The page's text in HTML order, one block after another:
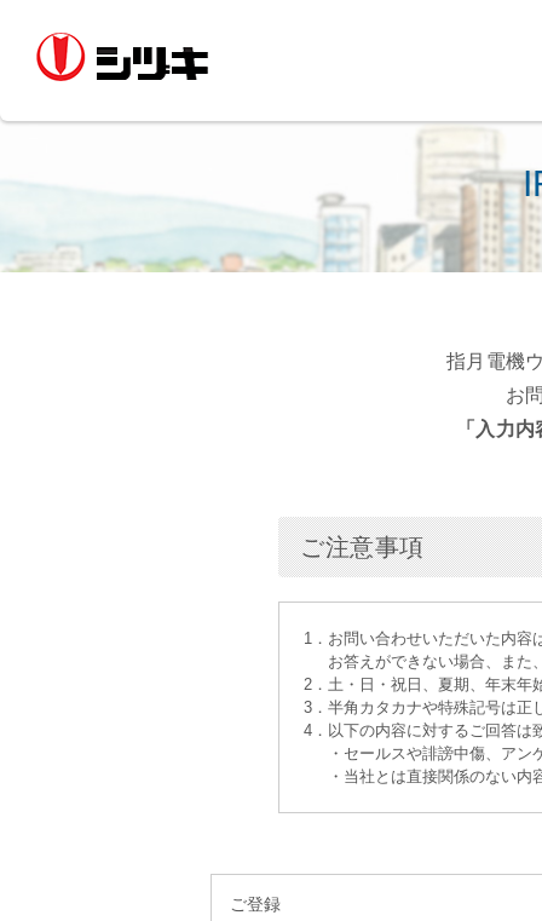
指月電機
お
「入力
ご注意事項
1．お問い合わせいただいた内容
お答えができない場合、また
2．土・日・祝日、夏期、年末年
3．半角カタカナや特殊記号は正
4．以下の内容に対するご回答は
・セールスや誹謗中傷、アン
・当社とは直接関係のない内
ご登録